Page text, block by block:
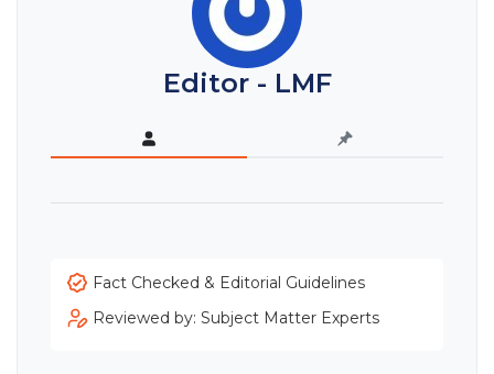
Editor - LMF
Fact Checked & Editorial Guidelines
Reviewed by: Subject Matter Experts